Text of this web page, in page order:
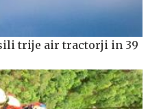
trije air tractorji in 39